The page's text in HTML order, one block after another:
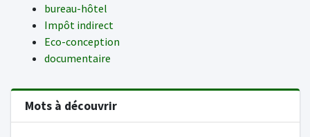
bureau-hôtel
Impôt indirect
Eco-conception
documentaire
Mots à découvrir